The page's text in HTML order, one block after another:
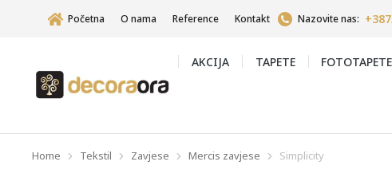
Početna O nama Reference Kontakt Nazovite nas:
AKCIJA TAPETE FOTOTAPETE
You are here:
Home Tekstil Zavjese Mercis zavjese Simplicity